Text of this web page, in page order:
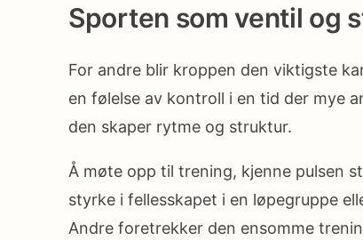
Sporten som ventil og
For andre blir kroppen den viktigste
en følelse av kontroll i en tid der mye
den skaper rytme og struktur.
Å møte opp til trening, kjenne pulsen
styrke i fellesskapet i en løpegruppe
Andre foretrekker den ensomme